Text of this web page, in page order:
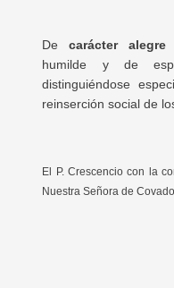
Decarácter
humilde y de
distinguiéndose
reinserción social de
El P. Crescencio con la
Nuestra Señora de